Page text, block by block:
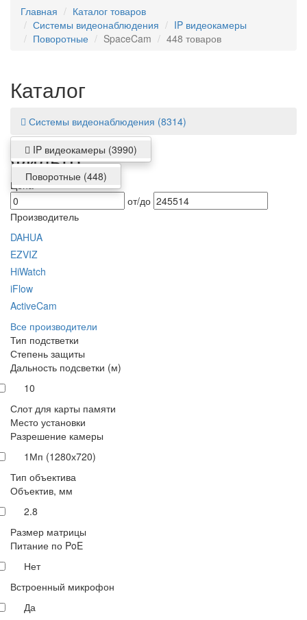
Главная
Каталог товаров
Системы видеонаблюдения
IP видеокамеры
Поворотные
SpaceCam 448 товаров
Каталог
Системы видеонаблюдения (8314)
IP видеокамеры (3990)
Поворотные (448)
Фильтр
Цена
от/до
Производитель
DAHUA
EZVIZ
HiWatch
iFlow
ActiveCam
Все производители
Тип подстветки
Степень защиты
Дальность подсветки (м)
10
Слот для карты памяти
Место установки
Разрешение камеры
1Мп (1280х720)
Тип объектива
Объектив, мм
2.8
Размер матрицы
Питание по PoE
Нет
Встроенный микрофон
Да